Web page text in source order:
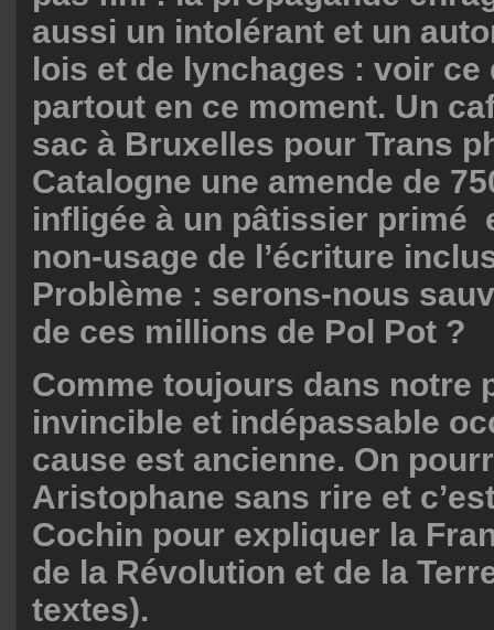
aussi un intolérant et un
lois et de lynchages : voir ce
partout en ce moment. Un
sac à Bruxelles pour Trans
Catalogne une amende de
infligée à un pâtissier primé
non-usage de l’écriture
Problème : serons-nous
de ces millions de Pol Pot ?
Comme toujours dans notre
invincible et indépassable
cause est ancienne. On
Aristophane sans rire et
Cochin pour expliquer la
de la Révolution et de la
textes).